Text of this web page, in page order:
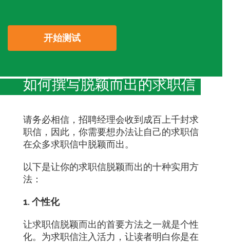
开始测试
如何撰写脱颖而出的求职信
请务必相信，招聘经理会收到成百上千封求
职信，因此，你需要想办法让自己的求职信
在众多求职信中脱颖而出。
以下是让你的求职信脱颖而出的十种实用方
法：
1. 个性化
让求职信脱颖而出的首要方法之一就是个性
化。为求职信注入活力，让读者明白你是在